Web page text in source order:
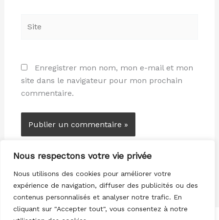
Nous respectons votre vie privée
Nous utilisons des cookies pour améliorer votre
expérience de navigation, diffuser des publicités ou des
contenus personnalisés et analyser notre trafic. En
cliquant sur "Accepter tout", vous consentez à notre
Enregistrer mon nom, mon e-mail et mon
site dans le navigateur pour mon prochain
commentaire.